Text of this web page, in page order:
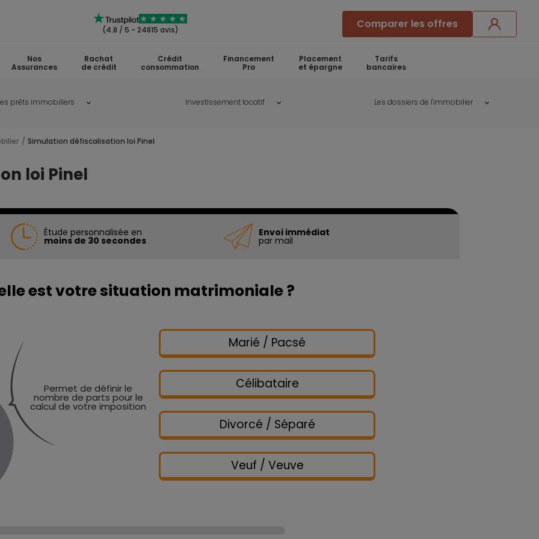
(4.8 / 5 - 24815 avis) Comparer les offres
Nos
Assurances
Rachat
de crédit
Crédit
consommation
Financement
Pro
Placement
et épargne
Tarifs
bancaires
prêts immobiliers Investissement locatif Les dossiers de l'immobilier
Simulation défiscalisation loi Pinel
loi Pinel
Étude personnalisée en
moins de 30 secondes
Envoi immédiat
par mail
est votre situation matrimoniale ?
Permet de définir le
nombre de parts pour le
calcul de votre imposition
Marié / Pacsé
Célibataire
Divorcé / Séparé
Veuf / Veuve